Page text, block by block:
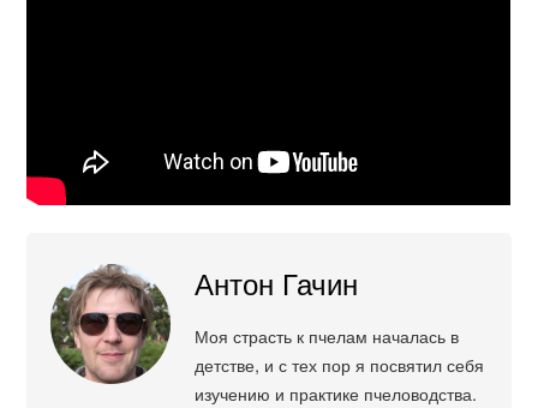
Антон Гачин
Моя страсть к пчелам началась в
детстве, и с тех пор я посвятил себя
изучению и практике пчеловодства.